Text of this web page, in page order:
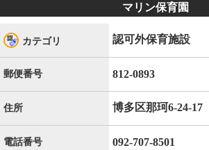
マリン保育園
カテゴリ 認可外保育施設
郵便番号 812-0893
住所 博多区那珂6-24-17
電話番号 092-707-8501